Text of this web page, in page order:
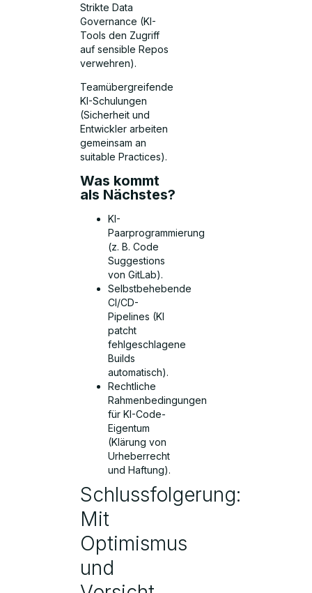
Strikte Data
Governance (KI-
Tools den Zugriff
auf sensible Repos
verwehren).
Teamübergreifende
KI-Schulungen
(Sicherheit und
Entwickler arbeiten
gemeinsam an
suitable Practices).
Was kommt
als Nächstes?
KI-
Paarprogrammierung
(z. B. Code
Suggestions
von GitLab).
Selbstbehebende
CI/CD-
Pipelines (KI
patcht
fehlgeschlagene
Builds
automatisch).
Rechtliche
Rahmenbedingungen
für KI-Code-
Eigentum
(Klärung von
Urheberrecht
und Haftung).
Schlussfolgerung:
Mit
Optimismus
und